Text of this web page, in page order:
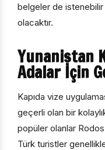
belgeler de istenebilir
olacaktır.
Yunanistan
Adalar İçin
Kapıda vize
geçerli olan bir
popüler olanlar
Türk turistler